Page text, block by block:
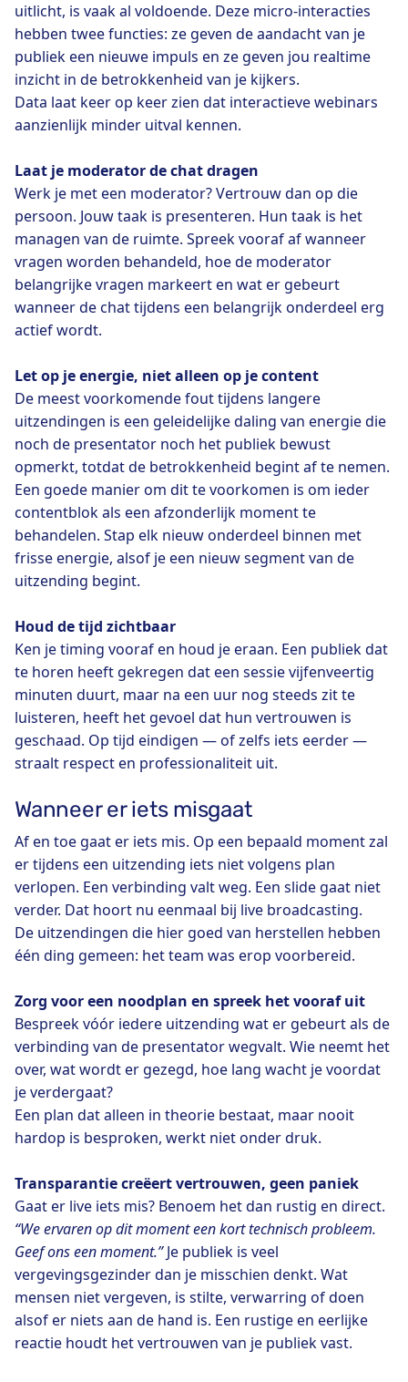
uitlicht, is vaak al voldoende. Deze micro-interacties
hebben twee functies: ze geven de aandacht van je
publiek een nieuwe impuls en ze geven jou realtime
inzicht in de betrokkenheid van je kijkers.
Data laat keer op keer zien dat interactieve webinars
aanzienlijk minder uitval kennen.
Laat je moderator de chat dragen
Werk je met een moderator? Vertrouw dan op die
persoon. Jouw taak is presenteren. Hun taak is het
managen van de ruimte. Spreek vooraf af wanneer
vragen worden behandeld, hoe de moderator
belangrijke vragen markeert en wat er gebeurt
wanneer de chat tijdens een belangrijk onderdeel erg
actief wordt.
Let op je energie, niet alleen op je content
De meest voorkomende fout tijdens langere
uitzendingen is een geleidelijke daling van energie die
noch de presentator noch het publiek bewust
opmerkt, totdat de betrokkenheid begint af te nemen.
Een goede manier om dit te voorkomen is om ieder
contentblok als een afzonderlijk moment te
behandelen. Stap elk nieuw onderdeel binnen met
frisse energie, alsof je een nieuw segment van de
uitzending begint.
Houd de tijd zichtbaar
Ken je timing vooraf en houd je eraan. Een publiek dat
te horen heeft gekregen dat een sessie vijfenveertig
minuten duurt, maar na een uur nog steeds zit te
luisteren, heeft het gevoel dat hun vertrouwen is
geschaad. Op tijd eindigen — of zelfs iets eerder —
straalt respect en professionaliteit uit.
Wanneer er iets misgaat
Af en toe gaat er iets mis. Op een bepaald moment zal
er tijdens een uitzending iets niet volgens plan
verlopen. Een verbinding valt weg. Een slide gaat niet
verder. Dat hoort nu eenmaal bij live broadcasting.
De uitzendingen die hier goed van herstellen hebben
één ding gemeen: het team was erop voorbereid.
Zorg voor een noodplan en spreek het vooraf uit
Bespreek vóór iedere uitzending wat er gebeurt als de
verbinding van de presentator wegvalt. Wie neemt het
over, wat wordt er gezegd, hoe lang wacht je voordat
je verdergaat?
Een plan dat alleen in theorie bestaat, maar nooit
hardop is besproken, werkt niet onder druk.
Transparantie creëert vertrouwen, geen paniek
Gaat er live iets mis? Benoem het dan rustig en direct.
“We ervaren op dit moment een kort technisch probleem.
Geef ons een moment.”Je publiek is veel
vergevingsgezinder dan je misschien denkt. Wat
mensen niet vergeven, is stilte, verwarring of doen
alsof er niets aan de hand is. Een rustige en eerlijke
reactie houdt het vertrouwen van je publiek vast.